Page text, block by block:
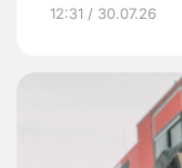
12:31 / 30.07.26